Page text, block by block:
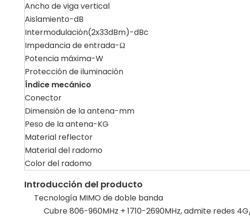
Ancho de viga vertical
Aislamiento-dB
Intermodulación(2x33dBm)-dBc
Impedancia de entrada-Ω
Potencia máxima-W
Protección de iluminación
Índice mecánico
Conector
Dimensión de la antena-mm
Peso de la antena-KG
Material reflector
Material del radomo
Color del radomo
Introducción del producto
Tecnología MIMO de doble banda
Cubre 806-960MHz + 1710-2690MHz, admite redes